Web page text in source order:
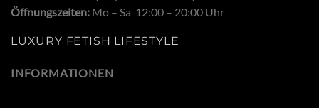
Öffnungszeiten: Mo – Sa 12:00 – 20:00 Uhr
LUXURY FETISH LIFESTYLE
INFORMATIONEN